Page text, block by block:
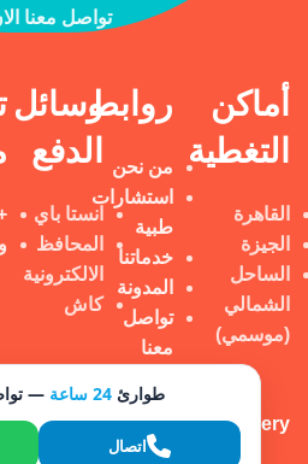
تواصل معنا
أماكن
التغطية
القاهرة
الجيزة
الساحل
الشمالي
(موسمي)
روابط
من نحن
استشارات
طبية
خدماتنا
المدونة
تواصل
معنا
وسائل
الدفع
انستا باي
المحافظ
الالكترونية
كاش
طوارئ24 ساعة —
اتصال
Petlivery تم إنشاؤه بواسطة 2025